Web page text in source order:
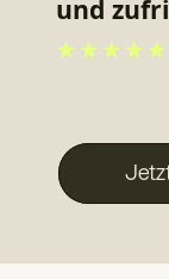
festen